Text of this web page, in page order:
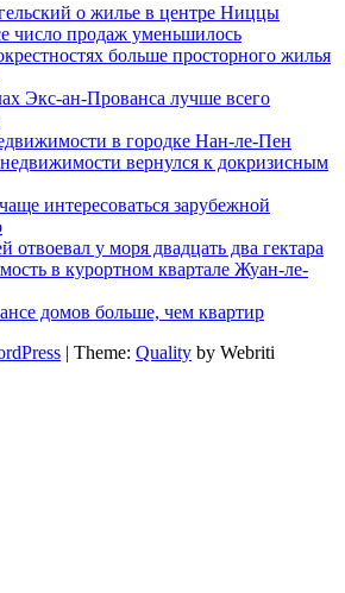
о жилье в центре Ниццы
число продаж уменьшилось
больше просторного жилья
Экс-ан-Прованса лучше всего
в городке Нан-ле-Пен
вернулся к докризисным
интересоваться зарубежной
отвоевал у моря двадцать два гектара
в курортном квартале Жуан-ле-
домов больше, чем квартир
| Theme: Quality by Webriti